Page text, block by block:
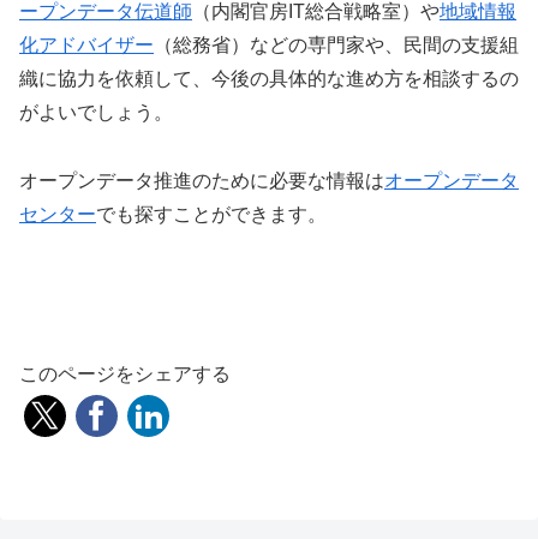
ープンデータ伝道師 （内閣官房IT総合戦略室）や地域情報
化アドバイザー （総務省）などの専門家や、民間の支援組
織に協力を依頼して、今後の具体的な進め方を相談するの
がよいでしょう。
オープンデータ推進のために必要な情報はオープンデータ
センターでも探すことができます。
このページをシェアする